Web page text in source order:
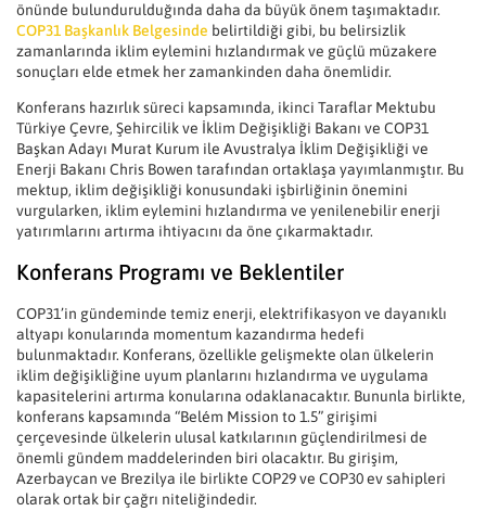
önünde bulundurulduğında daha da büyük önem taşımaktadır.
COP31 Başkanlık Belgesinde belirtildiği gibi, bu belirsizlik
zamanlarında iklim eylemini hızlandırmak ve güçlü müzakere
sonuçları elde etmek her zamankinden daha önemlidir.
Konferans hazırlık süreci kapsamında, ikinci Taraflar Mektubu
Türkiye Çevre, Şehircilik ve İklim Değişikliği Bakanı ve COP31
Başkan Adayı Murat Kurum ile Avustralya İklim Değişikliği ve
Enerji Bakanı Chris Bowen tarafından ortaklaşa yayımlanmıştır. Bu
mektup, iklim değişikliği konusundaki işbirliğinin önemini
vurgularken, iklim eylemini hızlandırma ve yenilenebilir enerji
yatırımlarını artırma ihtiyacını da öne çıkarmaktadır.
Konferans Programı ve Beklentiler
COP31’in gündeminde temiz enerji, elektrifikasyon ve dayanıklı
altyapı konularında momentum kazandırma hedefi
bulunmaktadır. Konferans, özellikle gelişmekte olan ülkelerin
iklim değişikliğine uyum planlarını hızlandırma ve uygulama
kapasitelerini artırma konularına odaklanacaktır. Bununla birlikte,
konferans kapsamında “Belém Mission to 1.5” girişimi
çerçevesinde ülkelerin ulusal katkılarının güçlendirilmesi de
önemli gündem maddelerinden biri olacaktır. Bu girişim,
Azerbaycan ve Brezilya ile birlikte COP29 ve COP30 ev sahipleri
olarak ortak bir çağrı niteliğindedir.